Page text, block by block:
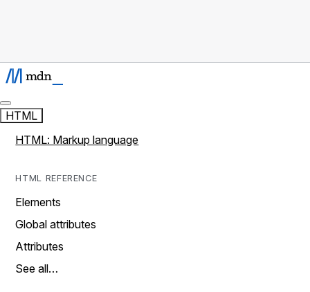
HTML
HTML: Markup language
HTML REFERENCE
Elements
Global attributes
Attributes
See all…